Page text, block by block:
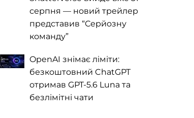
серпня — новий трейлер
представив “Серйозну
команду”
OpenAI знімає ліміти:
безкоштовний ChatGPT
отримав GPT-5.6 Luna та
безлімітні чати